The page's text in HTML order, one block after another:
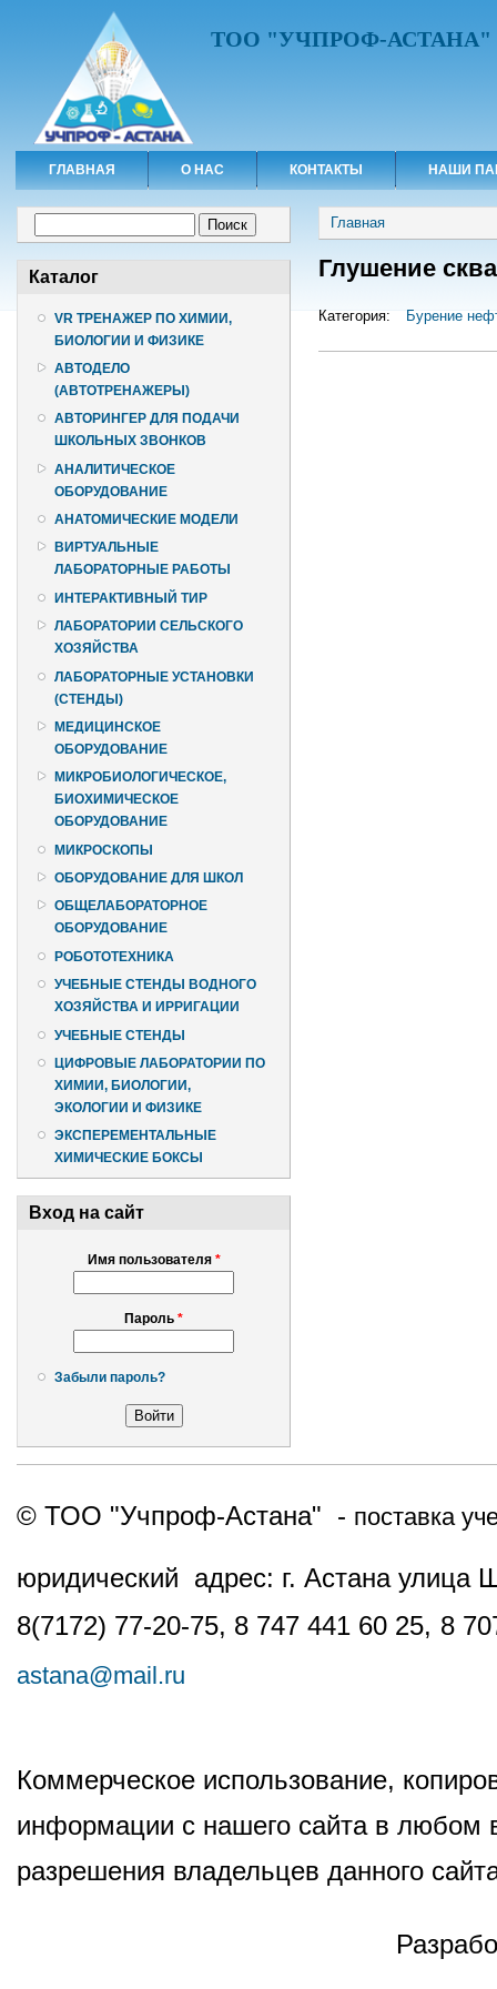
ТОО "УЧПРОФ-АСТАНА"
ГЛАВНАЯ О НАС КОНТАКТЫ НАШИ
Каталог
VR ТРЕНАЖЕР ПО ХИМИИ,
БИОЛОГИИ И ФИЗИКЕ
АВТОДЕЛО
(АВТОТРЕНАЖЕРЫ)
АВТОРИНГЕР ДЛЯ ПОДАЧИ
ШКОЛЬНЫХ ЗВОНКОВ
АНАЛИТИЧЕСКОЕ
ОБОРУДОВАНИЕ
АНАТОМИЧЕСКИЕ МОДЕЛИ
ВИРТУАЛЬНЫЕ
ЛАБОРАТОРНЫЕ РАБОТЫ
ИНТЕРАКТИВНЫЙ ТИР
ЛАБОРАТОРИИ СЕЛЬСКОГО
ХОЗЯЙСТВА
ЛАБОРАТОРНЫЕ УСТАНОВКИ
(СТЕНДЫ)
МЕДИЦИНСКОЕ
ОБОРУДОВАНИЕ
МИКРОБИОЛОГИЧЕСКОЕ,
БИОХИМИЧЕСКОЕ
ОБОРУДОВАНИЕ
МИКРОСКОПЫ
ОБОРУДОВАНИЕ ДЛЯ ШКОЛ
ОБЩЕЛАБОРАТОРНОЕ
ОБОРУДОВАНИЕ
РОБОТОТЕХНИКА
УЧЕБНЫЕ СТЕНДЫ ВОДНОГО
ХОЗЯЙСТВА И ИРРИГАЦИИ
УЧЕБНЫЕ СТЕНДЫ
ЦИФРОВЫЕ ЛАБОРАТОРИИ ПО
ХИМИИ, БИОЛОГИИ,
ЭКОЛОГИИ И ФИЗИКЕ
ЭКСПЕРЕМЕНТАЛЬНЫЕ
ХИМИЧЕСКИЕ БОКСЫ
Вход на сайт
Имя пользователя *
Пароль *
Забыли пароль?
Вы здесь
Главная
Глушение
Категория: Бурение
© ТОО "Учпроф-Астана" - поставка
юридический адрес: г. Астана
8(7172) 77-20-75, 8 747 441 60 25, 8
astana@mail.ru
Коммерческое использование,
информации с нашего сайта в любом
разрешения владельцев данного